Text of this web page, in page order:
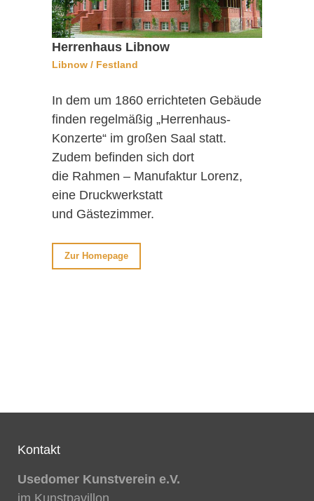
Herrenhaus Libnow
Libnow / Festland
In dem um 1860 errichteten Gebäude
finden regelmäßig „Herrenhaus-
Konzerte“ im großen Saal statt.
Zudem befinden sich dort
die Rahmen – Manufaktur Lorenz,
eine Druckwerkstatt
und Gästezimmer.
Zur Homepage
Kontakt
Usedomer Kunstverein e.V.
im Kunstpavillon